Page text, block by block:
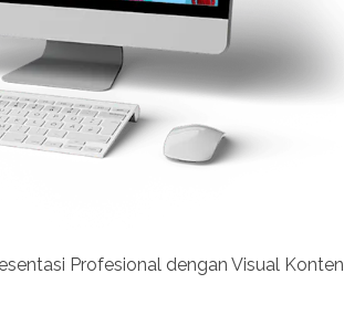
Profesional dengan Visual Konten